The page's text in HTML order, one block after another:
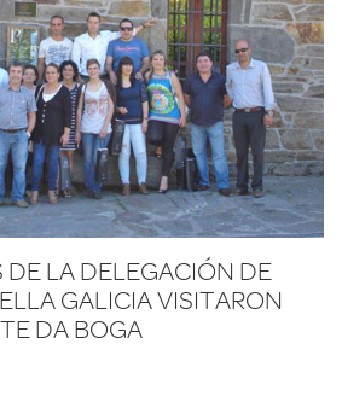
DE LA DELEGACIÓN DE
GALICIA VISITARON
DA BOGA